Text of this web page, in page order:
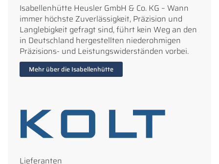
Isabellenhütte Heusler GmbH & Co. KG – Wann
immer höchste Zuverlässigkeit, Präzision und
Langlebigkeit gefragt sind, führt kein Weg an den
in Deutschland hergestellten niederohmigen
Präzisions- und Leistungswiderständen vorbei.
Mehr über die Isabellenhütte
Lieferanten